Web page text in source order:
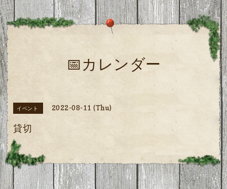
📅カレンダー
イベント 2022-08-11 (Thu)
貸切